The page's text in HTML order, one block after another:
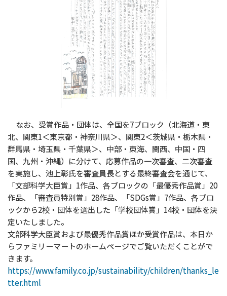
なお、受賞作品・団体は、全国を7ブロック（北海道・東
北、関東1＜東京都・神奈川県＞、関東2＜茨城県・栃木県・
群馬県・埼玉県・千葉県＞、中部・東海、関西、中国・四
国、九州・沖縄）に分けて、応募作品の一次審査、二次審査
を実施し、池上彰氏を審査員長とする最終審査会を通じて、
「文部科学大臣賞」1作品、各ブロックの「最優秀作品賞」20
作品、「審査員特別賞」28作品、「SDGs賞」7作品、各ブロ
ックから2校・団体を選出した「学校団体賞」14校・団体を決
定いたしました。
文部科学大臣賞および最優秀作品賞ほか受賞作品は、本日か
らファミリーマートのホームページでご覧いただくことがで
きます。
https://www.family.co.jp/sustainability/children/thanks_le
tter.html